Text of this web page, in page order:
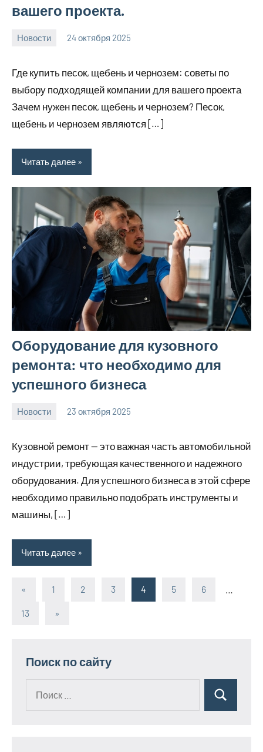
вашего проекта.
Новости 24 октября 2025
Где купить песок, щебень и чернозем: советы по
выбору подходящей компании для вашего проекта
Зачем нужен песок, щебень и чернозем? Песок,
щебень и чернозем являются […]
Читать далее
Оборудование для кузовного
ремонта: что необходимо для
успешного бизнеса
Новости 23 октября 2025
Кузовной ремонт — это важная часть автомобильной
индустрии, требующая качественного и надежного
оборудования. Для успешного бизнеса в этой сфере
необходимо правильно подобрать инструменты и
машины, […]
Читать далее
«
Предыдущие
1 2 3 4 5 6
13
Следующие
»
Поиск по сайту
Поиск